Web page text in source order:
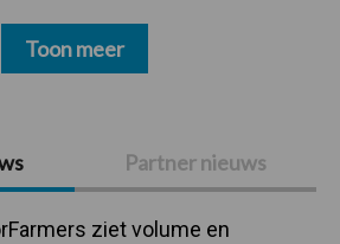
Partner nieuws
ziet volume en
Toon meer